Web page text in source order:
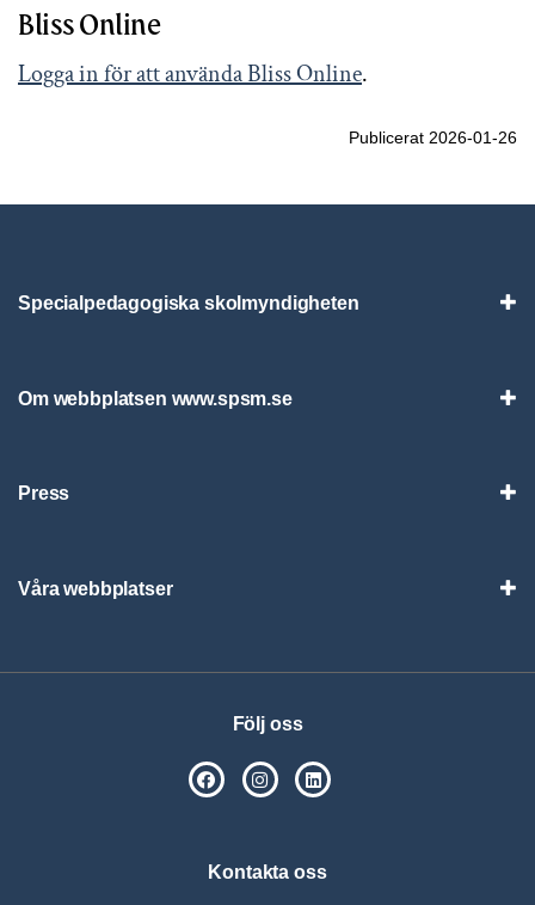
Bliss Online
Logga in för att använda Bliss Online.
Publicerat 2026-01-26
Specialpedagogiska skolmyndigheten
Om webbplatsen www.spsm.se
Press
Våra webbplatser
Följ oss
SPSM på Facebook
SPSM på Instagram
Kontakta oss